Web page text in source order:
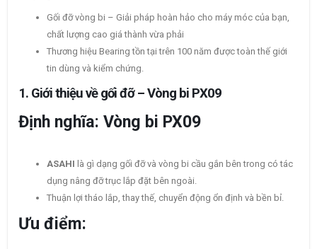
Gối đỡ vòng bi – Giải pháp hoàn hảo cho máy móc của bạn,
chất lượng cao giá thành vừa phải
Thương hiệu Bearing tồn tại trên 100 năm được toàn thế giới
tin dùng và kiểm chứng.
1. Giới thiệu về gối đỡ – Vòng bi PX09
Định nghĩa: Vòng bi PX09
ASAHI là gì dạng gối đỡ và vòng bi cầu gắn bên trong có tác
dụng nâng đỡ trục lắp đặt bên ngoài.
Thuận lợi tháo lắp, thay thế, chuyển động ổn định và bền bỉ.
Ưu điểm: